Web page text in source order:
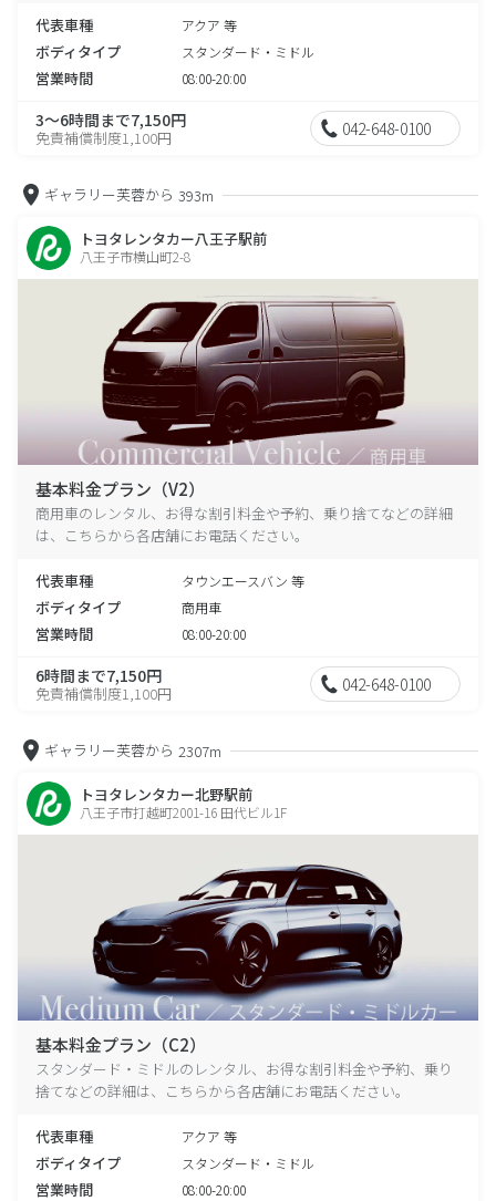
代表車種 アクア 等
ボディタイプ スタンダード・ミドル
営業時間 08:00-20:00
3～6時間まで7,150円
免責補償制度1,100円 042-648-0100
ギャラリー芙蓉から 393m
トヨタレンタカー八王子駅前
八王子市横山町2-8
基本料金プラン（V2）
商用車のレンタル、お得な割引料金や予約、乗り捨てなどの詳細
は、こちらから各店舗にお電話ください。
代表車種 タウンエースバン 等
ボディタイプ 商用車
営業時間 08:00-20:00
6時間まで7,150円
免責補償制度1,100円 042-648-0100
ギャラリー芙蓉から 2307m
トヨタレンタカー北野駅前
八王子市打越町2001-16 田代ビル1F
基本料金プラン（C2）
スタンダード・ミドルのレンタル、お得な割引料金や予約、乗り
捨てなどの詳細は、こちらから各店舗にお電話ください。
代表車種 アクア 等
ボディタイプ スタンダード・ミドル
営業時間 08:00-20:00